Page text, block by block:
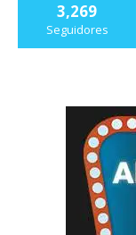
3,269
Seguidores